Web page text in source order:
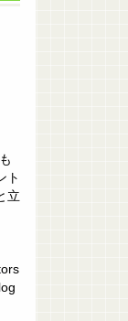
ト
立